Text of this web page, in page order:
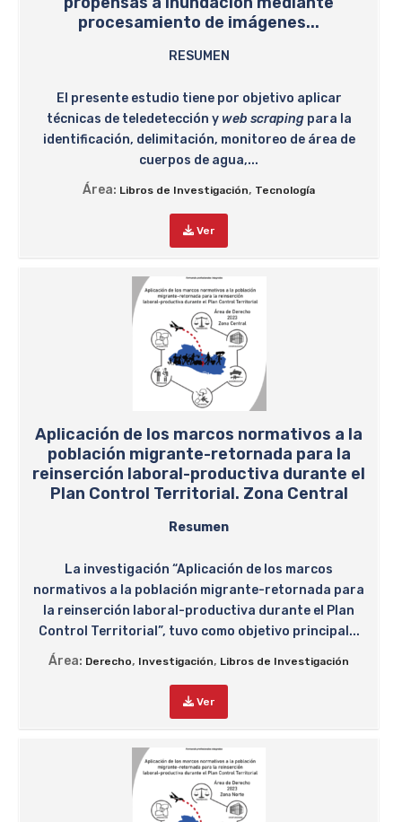
procesamiento de imágenes...
RESUMEN
El presente estudio tiene por objetivo aplicar
técnicas de teledetección y web scrapingpara la
identificación, delimitación, monitoreo de área de
cuerpos de agua,...
Área: Libros de Investigación, Tecnología
Ver
Aplicación de los marcos normativos a la
población migrante-retornada para la
reinserción laboral-productiva durante el
Plan Control Territorial. Zona Central
Resumen
La investigación “Aplicación de los marcos
normativos a la población migrante-retornada para
la reinserción laboral-productiva durante el Plan
Control Territorial”, tuvo como objetivo principal...
Área: Derecho, Investigación, Libros de Investigación
Ver